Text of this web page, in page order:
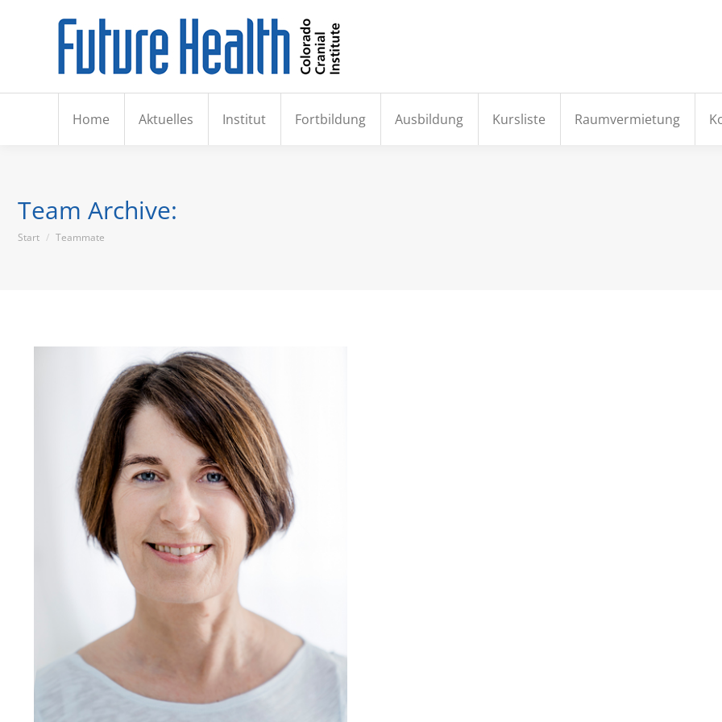
Home Aktuelles Institut Fortbildung Ausbildung Kursliste Raumvermietung
Team Archive:
Sie befinden sich hier:
Start Teammate
Home